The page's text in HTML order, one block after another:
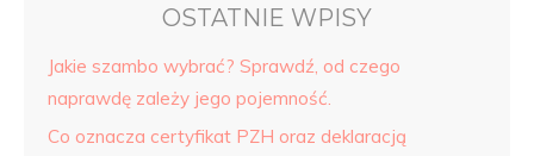
OSTATNIE WPISY
Jakie szambo wybrać? Sprawdź, od czego
naprawdę zależy jego pojemność.
Co oznacza certyfikat PZH oraz deklaracją